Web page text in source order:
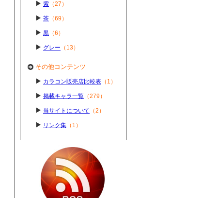
紫 （27）
茶 （69）
黒 （6）
グレー （13）
その他コンテンツ
カラコン販売店比較表 （1）
掲載キャラ一覧 （279）
当サイトについて （2）
リンク集 （1）